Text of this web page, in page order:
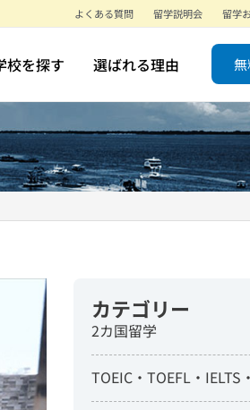
よくある質問 留学説明会 留学
校を探す 選ばれる理由
カテゴリー
2カ国留学
TOEIC・TOEFL・IELTS